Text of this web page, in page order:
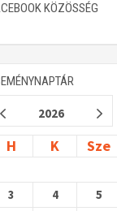
KÖZÖSSÉG
2026
H K Sze
3
4 5